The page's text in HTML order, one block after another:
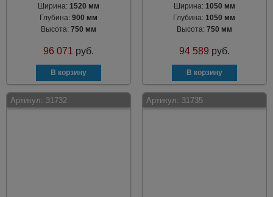
Ширина:1520 мм
Глубина:900 мм
Высота:750 мм
96 071 руб.
Ширина: 1050 мм
Глубина:1050 мм
Высота: 750 мм
94 589 руб.
Артикул: 31732 Артикул: 31735